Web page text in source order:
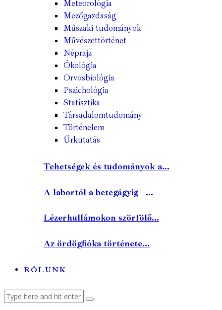
Meteorológia
Mezőgazdaság
Műszaki tudományok
Művészettörténet
Néprajz
Ökológia
Orvosbiológia
Pszichológia
Statisztika
Társadalomtudomány
Történelem
Űrkutatás
Tehetségek és tudományok a...
A labortól a betegágyig –...
Lézerhullámokon szörfölő...
Az ördögfióka története...
RÓLUNK